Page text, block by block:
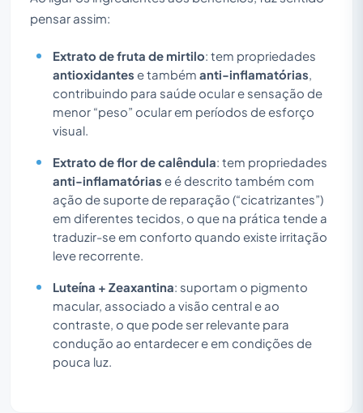
pensar assim:
Extrato de fruta de mirtilo: tem propriedades
antioxidantes e também anti-inflamatórias,
contribuindo para saúde ocular e sensação de
menor “peso” ocular em períodos de esforço
visual.
Extrato de flor de calêndula: tem propriedades
anti-inflamatórias e é descrito também com
ação de suporte de reparação (“cicatrizantes”)
em diferentes tecidos, o que na prática tende a
traduzir-se em conforto quando existe irritação
leve recorrente.
Luteína + Zeaxantina: suportam o pigmento
macular, associado a visão central e ao
contraste, o que pode ser relevante para
condução ao entardecer e em condições de
pouca luz.